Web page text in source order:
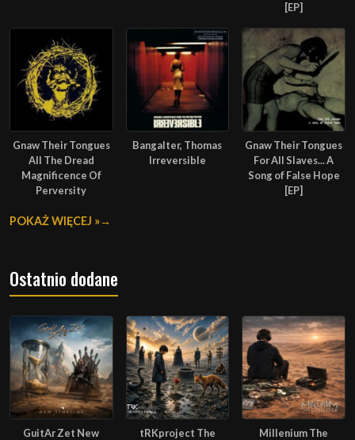
[EP]
Gnaw Their Tongues
All The Dread
Magnificence Of
Perversity
Bangalter, Thomas
Irreversible
Gnaw Their Tongues
For All Slaves... A
Song of False Hope
[EP]
POKAŻ WIĘCEJ »
Ostatnio dodane
GuitAr Zet New
tRKproject The
Millenium The